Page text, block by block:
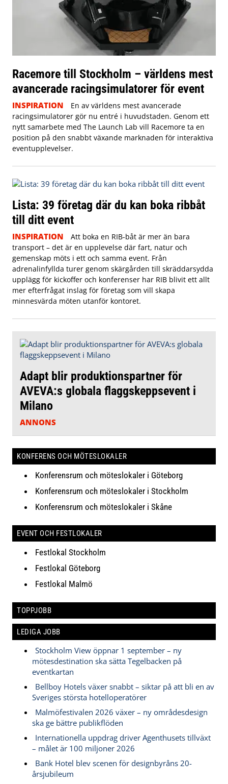
Racemore till Stockholm – världens mest
avancerade racingsimulatorer för event
INSPIRATION
En av världens mest avancerade
racingsimulatorer gör nu entré i huvudstaden. Genom ett
nytt samarbete med The Launch Lab vill Racemore ta en
position på den snabbt växande marknaden för interaktiva
eventupplevelser.
Lista: 39 företag där du kan boka ribbåt
till ditt event
INSPIRATION
Att boka en RIB-båt är mer än bara
transport – det är en upplevelse där fart, natur och
gemenskap möts i ett och samma event. Från
adrenalinfyllda turer genom skärgården till skräddarsydda
upplägg för kickoffer och konferenser har RIB blivit ett allt
mer efterfrågat inslag för företag som vill skapa
minnesvärda möten utanför kontoret.
Adapt blir produktionspartner för
AVEVA:s globala flaggskeppsevent i
Milano
ANNONS
KONFERENS OCH MÖTESLOKALER
Konferensrum och möteslokaler i Göteborg
Konferensrum och möteslokaler i Stockholm
Konferensrum och möteslokaler i Skåne
EVENT OCH FESTLOKALER
Festlokal Stockholm
Festlokal Göteborg
Festlokal Malmö
TOPPJOBB
LEDIGA JOBB
Stockholm View öppnar 1 september – ny
mötesdestination ska sätta Tegelbacken på
eventkartan
Bellboy Hotels växer snabbt – siktar på att bli en av
Sveriges största hotelloperatörer
Malmöfestivalen 2026 växer – ny områdesdesign
ska ge bättre publikflöden
Internationella uppdrag driver Agenthusets tillväxt
– målet är 100 miljoner 2026
Bank Hotel blev scenen för designbyråns 20-
årsjubileum